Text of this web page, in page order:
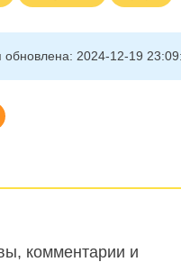
2024-12-19
комментарии и